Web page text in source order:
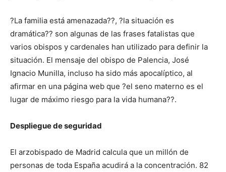
?La familia está amenazada??, ?la situación es
dramática?? son algunas de las frases fatalistas que
varios obispos y cardenales han utilizado para definir la
situación. El mensaje del obispo de Palencia, José
Ignacio Munilla, incluso ha sido más apocalíptico, al
afirmar en una página web que ?el seno materno es el
lugar de máximo riesgo para la vida humana??.
Despliegue de seguridad
El arzobispado de Madrid calcula que un millón de
personas de toda España acudirá a la concentración. 82